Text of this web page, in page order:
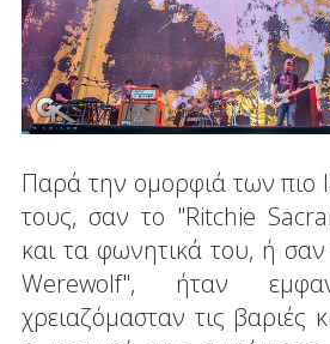
Παρά την ομορφιά των πιο
τους, σαν το "Ritchie
και τα φωνητικά του, ή
Werewolf", ήταν
χρειαζόμασταν τις βαριές